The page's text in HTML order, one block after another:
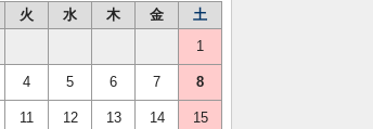
火 水 木 金
土
1
4 5 6 7 8
11 12 13 14 15